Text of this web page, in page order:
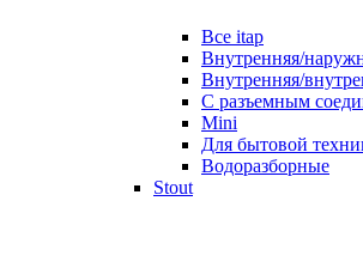
Все itap
Внутренняя/
Внутренняя/
С разъемным
Mini
Для бытовой
Водоразборные
Stout